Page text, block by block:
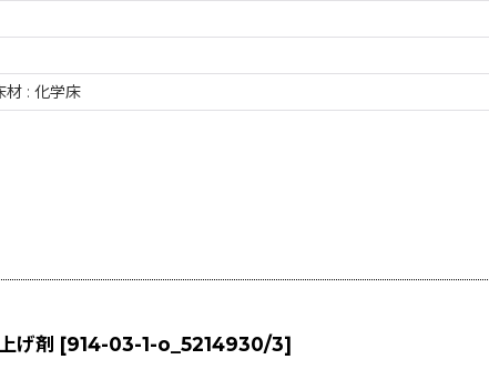
材 : 化学床
げ剤 [914-03-1-o_5214930/3]